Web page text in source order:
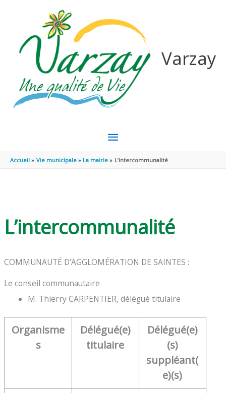
Varzay
MENU
PRINCIPAL
Accueil Vie municipale La mairie L’intercommunalité
L’intercommunalité
COMMUNAUTÉ D’AGGLOMÉRATION DE SAINTES :
Le conseil communautaire
M. Thierry CARPENTIER, délégué titulaire
Organisme
s
Délégué(e)
titulaire
Délégué(e)
(s)
suppléant(
e)(s)